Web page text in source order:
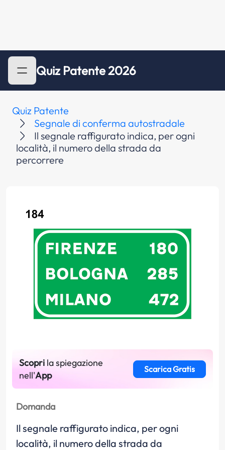
Quiz Patente 2026
Quiz Patente
Segnale di conferma autostradale
Il segnale raffigurato indica, per ogni
località, il numero della strada da
percorrere
Scopri la spiegazione
nell'App
Scarica Gratis
Domanda
Il segnale raffigurato indica, per ogni
località, il numero della strada da